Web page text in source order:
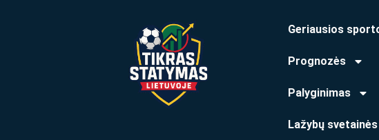
Geriausios
Prognozės
Palyginimas
Lažybų svetainės